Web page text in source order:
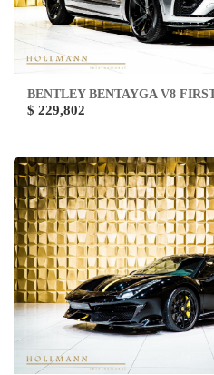
BENTLEY BENTAYGA V8
$ 229,802